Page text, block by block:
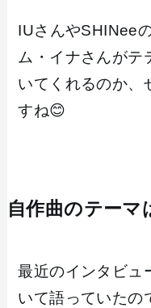
IUさんやSHINee
ム・イナさんがテ
いてくれるのか、
すね😊
自作曲のテーマ
最近のインタビュ
いて語っていたの